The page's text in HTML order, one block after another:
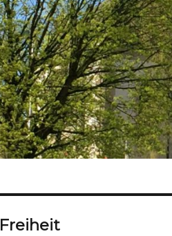
Freiheit